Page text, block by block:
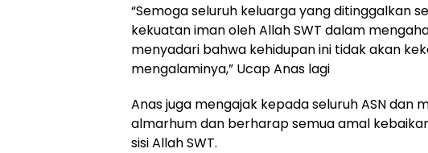
“Semoga seluruh keluarga yang ditinggalkan
kekuatan iman oleh Allah SWT dalam
menyadari bahwa kehidupan ini tidak akan
mengalaminya,” Ucap Anas lagi
Anas juga mengajak kepada seluruh ASN
almarhum dan berharap semua amal
sisi Allah SWT.